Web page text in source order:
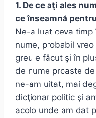
1. De ce aţi ales
ce înseamnă
Ne-a luat ceva timp
nume, probabil
greu e făcut şi în
de nume proaste
ne-am uitat, mai
dicţionar politic şi
acolo unde am dat